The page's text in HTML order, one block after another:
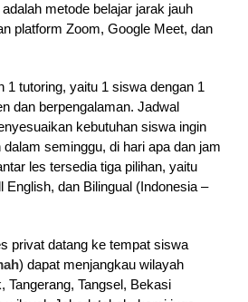
metode belajar jarak jauh
platform Zoom, Google Meet, dan
1 tutoring, yaitu 1 siswa dengan 1
dan berpengalaman. Jadwal
kebutuhan siswa ingin
seminggu, di hari apa dan jam
les tersedia tiga pilihan, yaitu
English, dan Bilingual (Indonesia –
privat datang ke tempat siswa
) dapat menjangkau wilayah
Tangerang, Tangsel, Bekasi